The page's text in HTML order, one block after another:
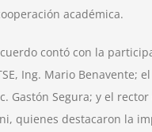
académica.
contó con la
Ing. Mario Benavente;
Gastón Segura; y el rector
quienes destacaron la